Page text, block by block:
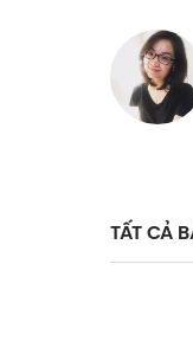
TẤT CẢ